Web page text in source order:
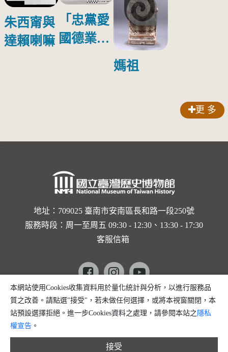
朱西甯與
達賴喇嘛
「忠黨愛
國德業並
媽祖
更 多
地址：709025 臺南市安南區長和路一段250號
服務時段：周一至周五 09:30 - 12:30、13:30 - 17:30
客服信箱
Facebookinstagramyoutube
copyright @ 國立臺灣歷史博物館 版權所有
建議瀏覽器 Firefox、Chrome、edge 以上版本
本網站使用Cookies收集資料用於量化統計與分析，以進行服務品
質之改善。請點選"接受"，若未做任何選擇，或將本視窗關閉，本
站預設選擇拒絕。進一步Cookies資料之處理，請參閱本站之 隱私
權宣告 。
接受